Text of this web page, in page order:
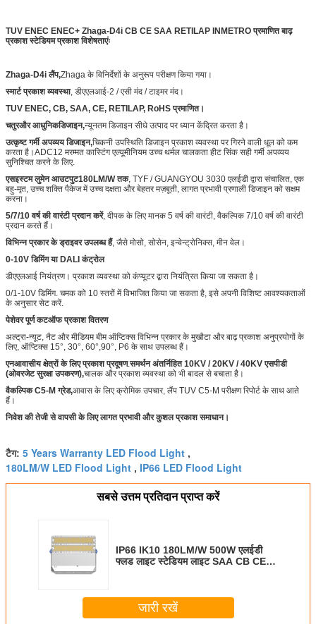
TUV ENEC ENEC+ Zhaga-D4i CB CE SAA RETILAP INMETRO प्रमाणित बाढ़
प्रकाश स्टेडियम प्रकाश विशेषताएंः
Zhaga-D4i लैंप,Zhaga के विनिर्देशों के अनुरूप परीक्षण किया गया।
स्मार्ट प्रकाश व्यवस्था, डीएएलआई-2 / एसी मंद / टाइमर मंद।
TUV ENEC, CB, SAA, CE, RETILAP, RoHS प्रमाणित।
चतुरऔर आधुनिकडिजाइन,न्यूनतम डिजाइन सीधे उत्पाद पर ध्यान केंद्रित करता है।
उत्कृष्ट गर्मी अपव्यय डिजाइन,चिकनी उपस्थिति डिजाइन प्रकाश व्यवस्था पर गिरने वाली धूल को कम
करता है।ADC12 मरम्मत कास्टिंग एल्यूमीनियम उच्च थर्मल चालकता हीट सिंक सही गर्मी अपव्यय
सुनिश्चित करने के लिए.
एसइस्टम लुमेन आउटपुट180LM/W तक, TYF / GUANGYOU 3030 एलईडी द्वारा संचालित, एक
बहु-मृत, उच्च शक्ति पैकेज में उच्च दक्षता और बेहतर मज़बूती, लागत प्रभावी प्रणाली डिजाइन को सक्षम
करना।
5/7/10 वर्ष की वारंटी प्रदान करें, दीपक के लिए मानक 5 वर्ष की वारंटी, वैकल्पिक 7/10 वर्ष की वारंटी
प्रदान करते हैं।
विभिन्न प्रकार के ड्राइवर उपलब्ध हैं, जैसे मोसो, सोसेन, इन्वेन्ट्रोनिक्स, मीन वेल।
0-10V डिमिंग या DALI कंट्रोल
डीएएलआई नियंत्रण। प्रकाश व्यवस्था को कंप्यूटर द्वारा नियंत्रित किया जा सकता है।
0/1-10V डिमिंग. चमक को 10 स्तरों में विभाजित किया जा सकता है, इसे अपनी विशिष्ट आवश्यकताओं
के अनुसार सेट करें.
पेशेवर पूर्ण कटऑफ प्रकाश वितरण
अल्ट्रा-न्यूट, नैट और मीडियम बीम ऑप्टिक्स विभिन्न प्रकार के मुखौटा और बाढ़ प्रकाश अनुप्रयोगों के
लिए, ऑप्टिक्स 15°, 30°, 60°,90°, P6 के साथ उपलब्ध हैं।
एनआवासीय क्षेत्रों के लिए प्रकाश प्रदूषण.समर्थन अंतर्निहित 10KV / 20KV / 40KV एसपीडी
(ओवरजेट सुरक्षा उपकरण),चालक और प्रकाश व्यवस्था को भी बादल से बचाता है।
वैकल्पिक C5-M ग्रेड,आवास के लिए क्रोमिक उपचार, लैंप TUV C5-M परीक्षण रिपोर्ट के साथ आते
हैं।
निवेश की तेजी से वापसी के लिए लागत प्रभावी और कुशल प्रकाश समाधान।
टैग: 5 Years Warranty LED Flood Light ,
180LM/W LED Flood Light , IP66 LED Flood Light
सबसे उत्तम प्रतिदान प्राप्त करें
IP66 IK10 180LM/W 500W एलईडी
फ्लड लाइट स्टेडियम लाइट SAA CB CE
जारी रखें